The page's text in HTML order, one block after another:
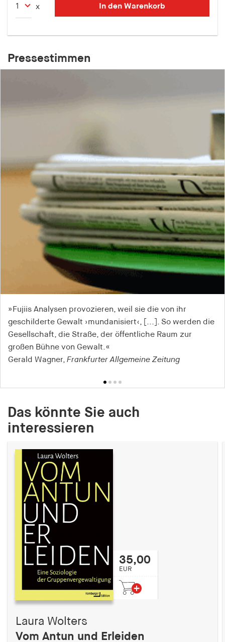
x In den Warenkorb
Pressestimmen
»Fujiis Analysen provozieren, weil sie die von ihr
geschilderte Gewalt ›mundanisiert‹, [...]. So werden die
Gesellschaft, die Straße, der öffentliche Raum zur
großen Bühne von Gewalt.«
Gerald Wagner, Frankfurter Allgemeine Zeitung
»Lee Ann Fujii hat ein engagiertes, detailreiches und an
vielen Stellen, wegen eben der detaillierten
Schilderungen von öffentlicher Zurschaustellung von
Gewalt, auch erschütterndes Buch geschrieben.«
Wolfgang Frindte,socialnet
»Ein überzeugendes Werk über einen oft unbeachteten
Aspekt kollektiver Gewalt.«
Gaby Mayr,
»Produktiv unbequem ist ›Showtime‹ vor allem darin,
dass es simple Erklärungsmuster für Gewalt stört.«
Marie Koppel, Deutschlandfunk Andruck
Das könnte Sie auch
interessieren
35,00
EUR
Laura Wolters
Vom Antun und Erleiden